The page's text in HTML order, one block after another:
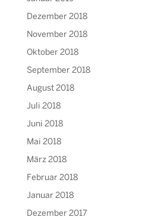
Dezember 2018
November 2018
Oktober 2018
September 2018
August 2018
Juli 2018
Juni 2018
Mai 2018
März 2018
Februar 2018
Januar 2018
Dezember 2017